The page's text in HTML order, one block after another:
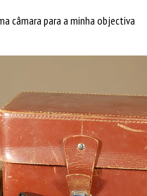
câmara para a minha objectiva